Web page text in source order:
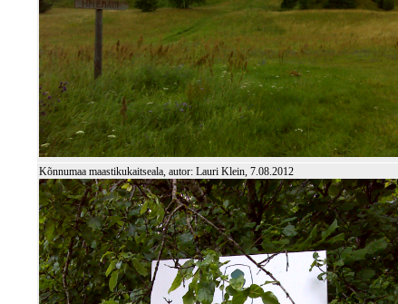
Kõnnumaa maastikukaitseala, autor: Lauri Klein, 7.08.2012